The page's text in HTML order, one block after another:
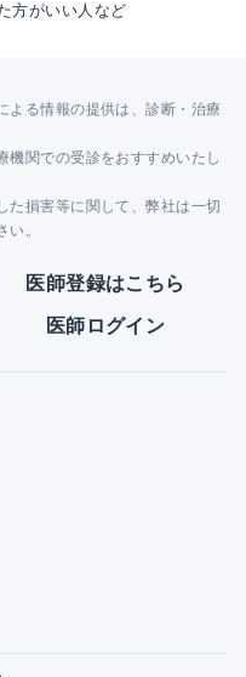
方がいい人など
よる情報の提供は、診断・治療
機関での受診をおすすめいたし
た損害等に関して、弊社は一切
。
医師登録はこちら
医師ログイン